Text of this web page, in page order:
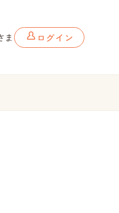
ま ログイン